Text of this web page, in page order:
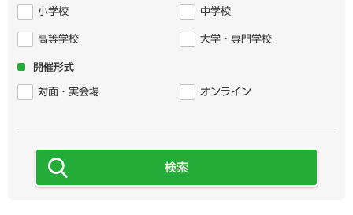
小学校 中学校
高等学校 大学・専門学校
開催形式
対面・実会場 オンライン
検索